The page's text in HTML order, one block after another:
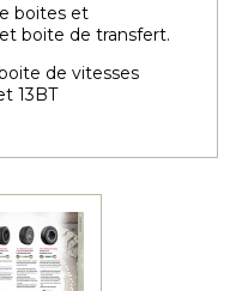
boites et
boite de transfert.
de vitesses
13BT